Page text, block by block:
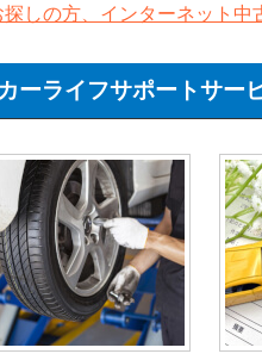
探しの方、インターネット中
ーライフサポートサー